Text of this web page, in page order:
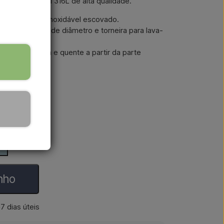
em aço inoxidável escovado.
de 6 cm de diâmetro e torneira para lava-
de água fria e quente a partir da parte
dias úteis